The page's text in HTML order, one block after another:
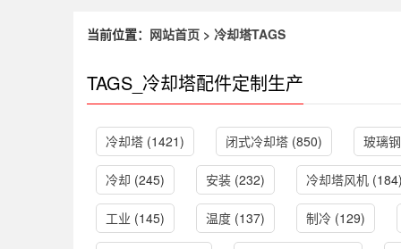
当前位置： 网站首页 > 冷却塔TAGS
TAGS_冷却塔配件定制生产
冷却塔 (1421) 闭式冷却塔 (850) 玻璃
冷却 (245) 安装 (232) 冷却塔风机
工业 (145) 温度 (137) 制冷 (129)